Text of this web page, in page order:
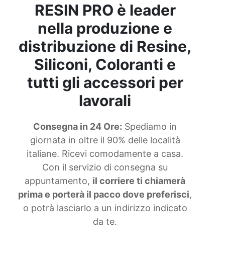
RESIN PRO è leader
nella produzione e
distribuzione di Resine,
Siliconi, Coloranti e
tutti gli accessori per
lavorali
Consegna in 24 Ore: Spediamo in
giornata in oltre il 90% delle località
italiane. Ricevi comodamente a casa.
Con il servizio di consegna su
appuntamento, il corriere ti chiamerà
prima e porterà il pacco dove preferisci,
o potrà lasciarlo a un indirizzo indicato
da te.